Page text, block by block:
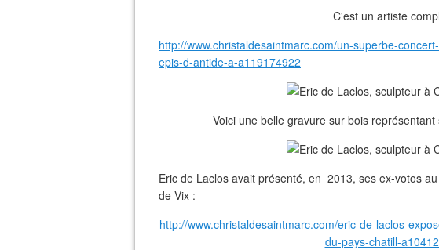
C'est un artiste
http://www.christaldesaintmarc.com/un-superbe-
epis-d-antide-a-a119174922
Voici une belle gravure sur bois
Eric de Laclos avait présenté, en 2013, ses ex-votos
de Vix :
http://www.christaldesaintmarc.com/eric-de-laclos-
du-pays-chatill-